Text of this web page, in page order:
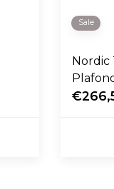
Sale
Nordic